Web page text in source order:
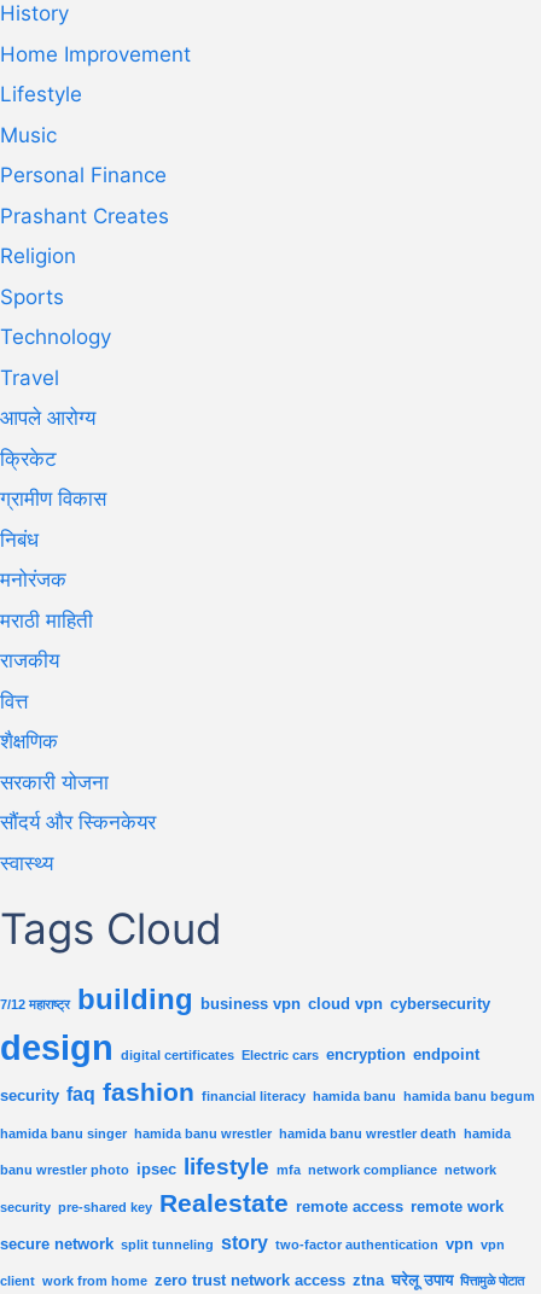
History
Home Improvement
Lifestyle
Music
Personal Finance
Prashant Creates
Religion
Sports
Technology
Travel
आपले आरोग्य
क्रिकेट
ग्रामीण विकास
निबंध
मनोरंजक
मराठी माहिती
राजकीय
वित्त
शैक्षणिक
सरकारी योजना
सौंदर्य और स्किनकेयर
स्वास्थ्य
Tags Cloud
7/12 महाराष्ट्र building business vpn cloud vpn cybersecurity
design digital certificates Electric cars encryption endpoint
security faq fashion financial literacy hamida banu hamida banu begum
hamida banu singer hamida banu wrestler hamida banu wrestler death hamida
banu wrestler photo ipsec lifestyle mfa network compliance network
security pre-shared key Realestate remote access remote work
secure network split tunneling story two-factor authentication vpn vpn
client work from home zero trust network access ztna घरेलू उपाय पित्तामुळे पोटात